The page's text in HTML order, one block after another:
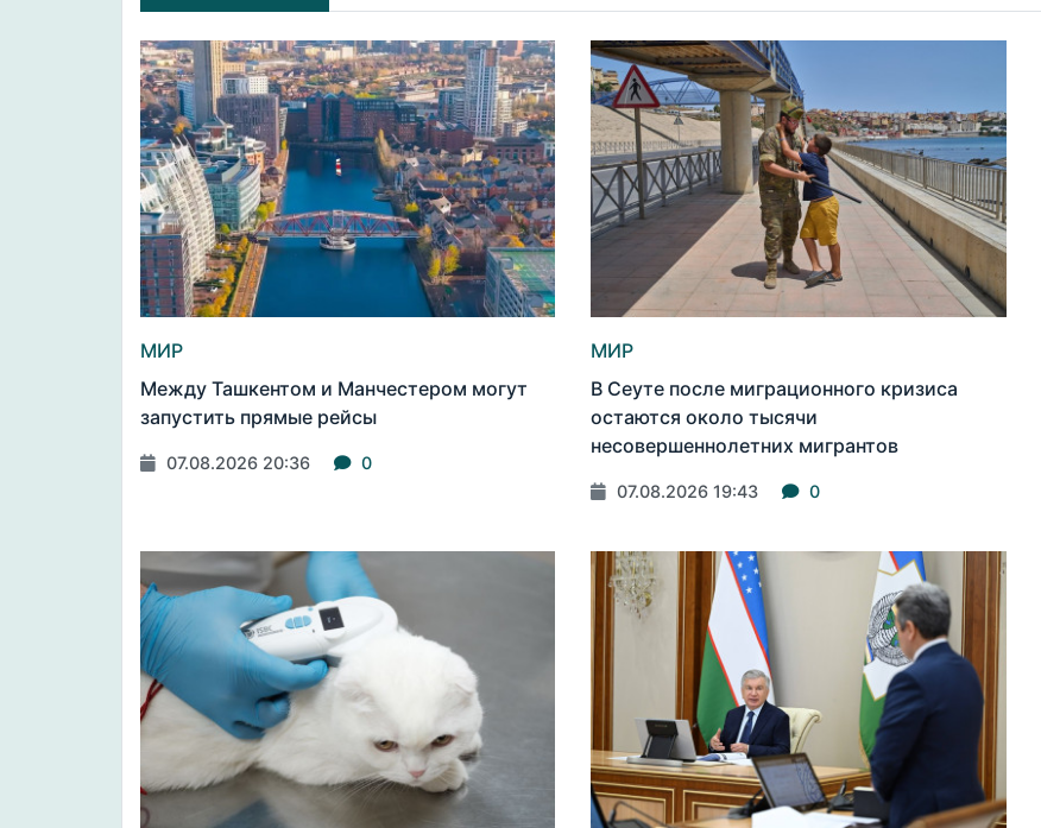
МИР
Между Ташкентом и Манчестером могут
запустить прямые рейсы
07.08.2026 20:36 0
МИР
В Сеуте после миграционного кризиса
остаются около тысячи
несовершеннолетних мигрантов
07.08.2026 19:43 0